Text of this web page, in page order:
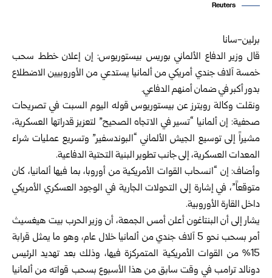
Reuters
برلين-سانا
قال وزير الدفاع الألماني بوريس بيستوريوس: إن إعلان خطط سحب
خمسة آلاف جندي أمريكي من ألمانيا يستدعي من الأوروبيين الاضطلاع
بدور أكبر في ضمان أمنهم الدفاعي.
ونقلت وكالة رويترز عن بيستوريوس قوله اليوم السبت في تصريحات
صحفية: إن ألمانيا “تسير في الاتجاه الصحيح” لتعزيز قدراتها العسكرية،
مشيراً إلى توسيع الجيش الألماني “البوندسفير” وتسريع عمليات شراء
المعدات العسكرية، إلى جانب تطوير البنية التحتية الدفاعية.
وأضاف: إن “انسحاب القوات الأمريكية من أوروبا، بما فيها ألمانيا، كان
متوقعاً”، في إشارة إلى التحولات الجارية في الوجود العسكري الأمريكي
داخل القارة الأوروبية.
يشار إلى أن البنتاغون أعلن أمس الجمعة، أن وزير الحرب بيت هيغسيث
أمر بسحب نحو 5 آلاف جندي من ألمانيا خلال عام، وهو ما يمثل قرابة
15% من القوات الأمريكية المتمركزة فيها، وذلك بعد تهديد الرئيس
دونالد ترامب في وقت سابق من هذا الأسبوع بسحب قواته من ألمانيا